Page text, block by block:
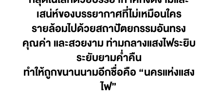
เสน่ห์ของบรรยากาศที่ไม่เหมือนใคร
รายล้อมไปด้วยสถาปัตยกรรมอันทรง
คุณค่า และสวยงาม ท่ามกลางแสงไฟระยิบ
ระยับยามค่ำคืน
ทำให้ถูกขนานนามอีกชื่อคือ “นครแห่งแสง
ไฟ”